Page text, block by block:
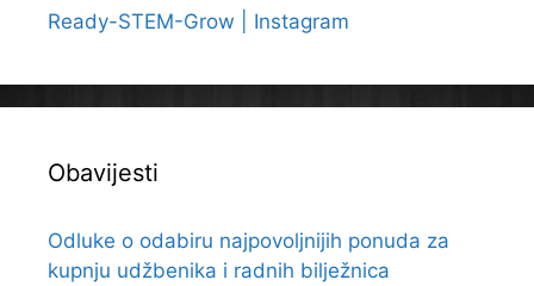
Ready-STEM-Grow | Instagram
Obavijesti
Odluke o odabiru najpovoljnijih ponuda za
kupnju udžbenika i radnih bilježnica